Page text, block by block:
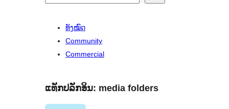
ທັງໝົດ
Community
Commercial
ແທັກປລັກອິນ: media folders